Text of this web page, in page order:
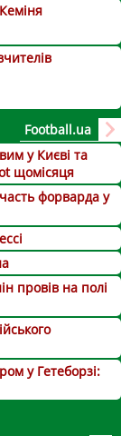
Football.ua
у Києві та
щомісяця
форварда у
провів на полі
у Гетеборзі: